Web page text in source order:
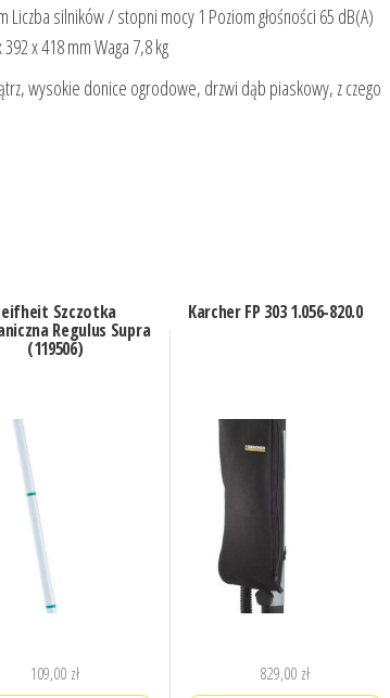
silników / stopni mocy 1 Poziom głośności 65 dB(A)
x 418 mm Waga 7,8 kg
wysokie donice ogrodowe, drzwi dąb piaskowy, z czego
Szczotka
Regulus Supra
(119506)
109,00 zł
Karcher FP 303 1.056-820.0
829,00 zł